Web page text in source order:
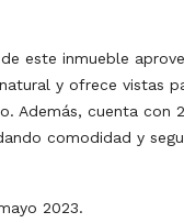
este inmueble
y ofrece vistas
Además, cuenta con
comodidad y
2023.